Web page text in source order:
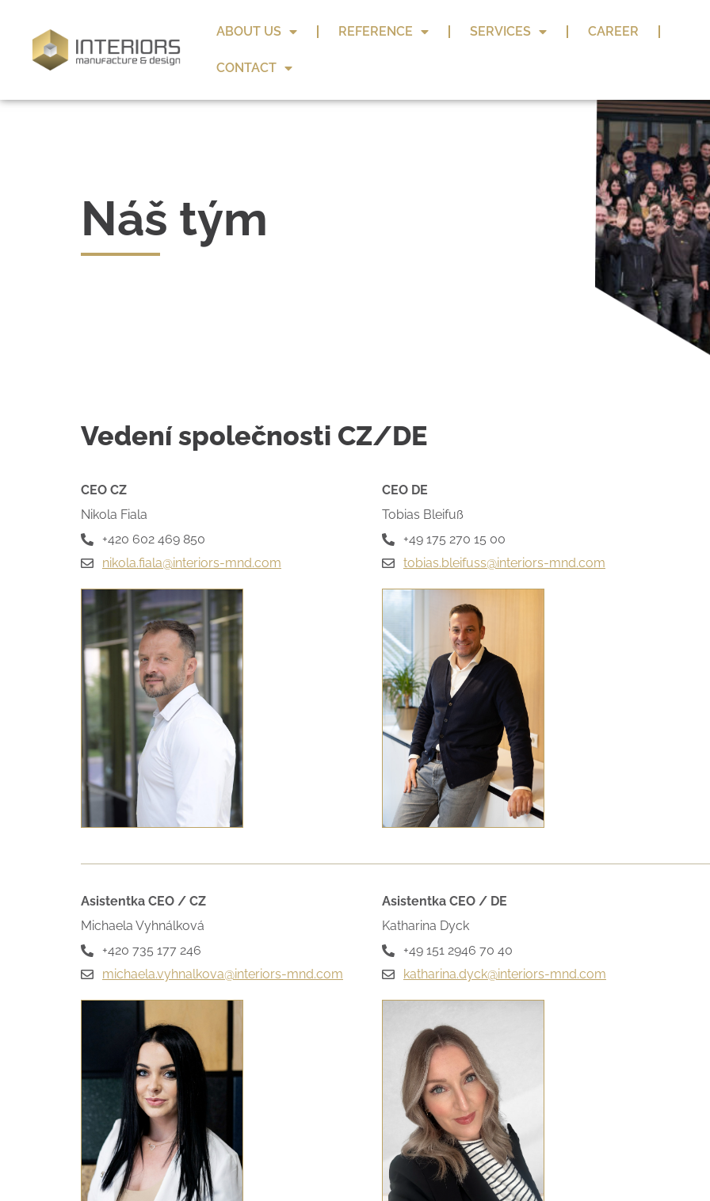
ABOUT US REFERENCE SERVICES CAREER
CONTACT
Náš tým
Vedení společnosti CZ/DE
CEO CZ
Nikola Fiala
+420 602 469 850
nikola.fiala@interiors-mnd.com
CEO DE
Tobias Bleifuß
+49 175 270 15 00
tobias.bleifuss@interiors-mnd.com
Asistentka CEO / CZ
Michaela Vyhnálková
+420 735 177 246
michaela.vyhnalkova@interiors-mnd.com
Asistentka CEO / DE
Katharina Dyck
+49 151 2946 70 40
katharina.dyck@interiors-mnd.com